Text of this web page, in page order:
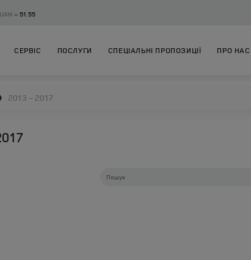
= 51.55
СЕРВІС ПОСЛУГИ СПЕЦІАЛЬНІ ПРОПОЗИЦІЇ ПРО НАС
2013 - 2017